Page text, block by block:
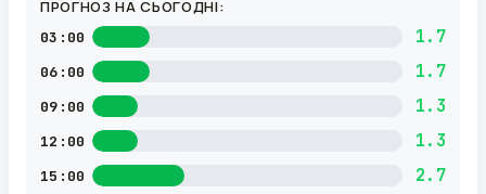
ПРОГНОЗ НА СЬОГОДНІ:
03:00 1.7
06:00 1.7
09:00 1.3
12:00 1.3
15:00 2.7